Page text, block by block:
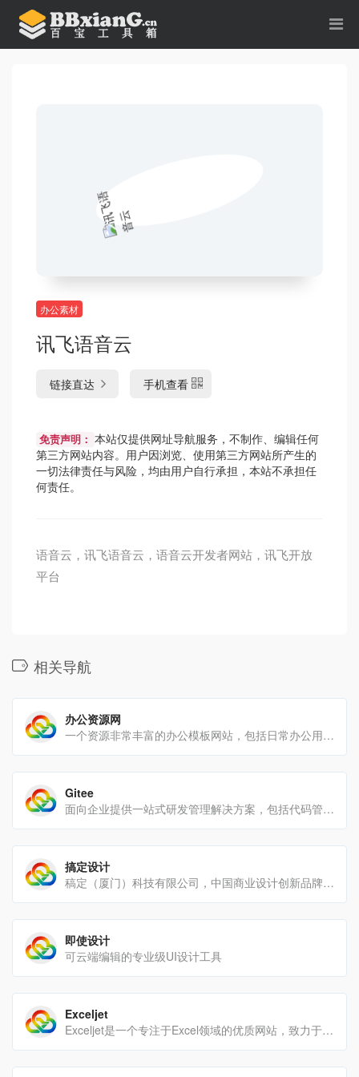
办公素材
讯飞语音云
链接直达 手机查看
免责声明： 本站仅提供网址导航服务，不制作、编辑任何
第三方网站内容。用户因浏览、使用第三方网站所产生的
一切法律责任与风险，均由用户自行承担，本站不承担任
何责任。
语音云，讯飞语音云，语音云开发者网站，讯飞开放
平台
相关导航
办公资源网
一个资源非常丰富的办公模板网站，包括日常办公用到的PPT模板、Word模板、Excel模板、以及各种实用的Ex[…]
Gitee
面向企业提供一站式研发管理解决方案，包括代码管理、项目管理、文档协作、测试管理、CICD、效能度量等多个模块，[…]
搞定设计
稿定（厦门）科技有限公司，中国商业设计创新品牌。2010年创建至今，我们坚持倡导数字化世界的高效、合作的经营哲[…]
即使设计
可云端编辑的专业级UI设计工具
Exceljet
Exceljet是一个专注于Excel领域的优质网站，致力于为全球Excel用户提供系统、实用的学习[…]